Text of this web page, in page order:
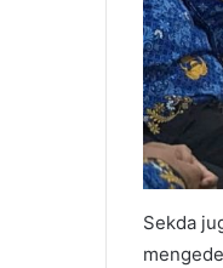
Sekda